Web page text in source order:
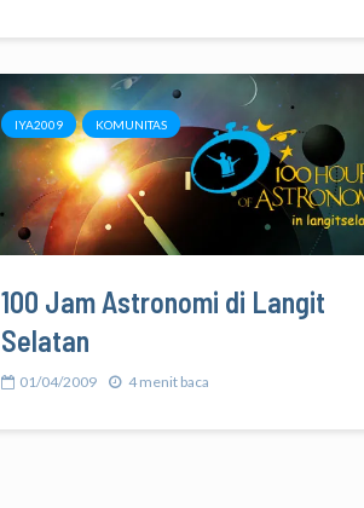
IYA2009 KOMUNITAS
100 Jam Astronomi di Langit
Selatan
01/04/2009 4 menit baca